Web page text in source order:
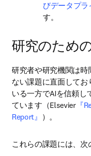
びデータプラ
す。
研究のため
研究者や研究機関は
ない課題に直面して
いる一方でAIを信頼し
ています（Elsevier『
Report』 ）。
これらの課題には、次